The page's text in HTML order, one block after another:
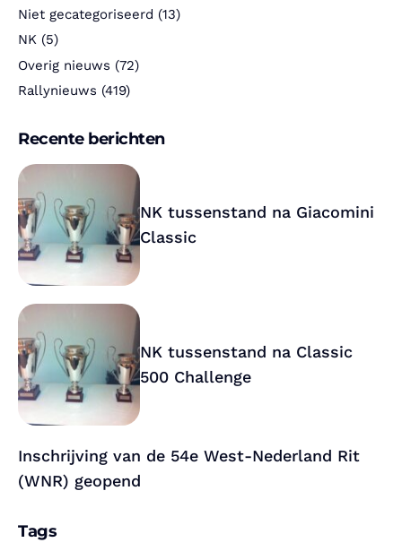
Niet gecategoriseerd (13)
NK (5)
Overig nieuws (72)
Rallynieuws (419)
Recente berichten
NK tussenstand na Giacomini
Classic
NK tussenstand na Classic
500 Challenge
Inschrijving van de 54e West-Nederland Rit
(WNR) geopend
Tags